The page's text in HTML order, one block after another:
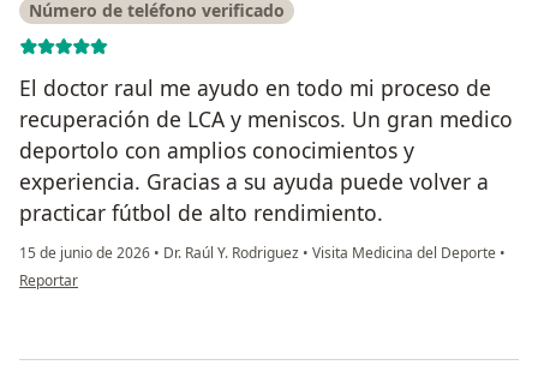
Número de teléfono verificado
El doctor raul me ayudo en todo mi proceso de
recuperación de LCA y meniscos. Un gran medico
deportolo con amplios conocimientos y
experiencia. Gracias a su ayuda puede volver a
practicar fútbol de alto rendimiento.
15 de junio de 2026 • Dr. Raúl Y. Rodriguez • Visita Medicina del Deporte •
en opinión del usuario Valentina herrera rubiano
Reportar